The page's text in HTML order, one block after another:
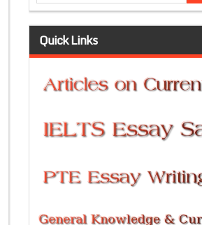
Quick Links